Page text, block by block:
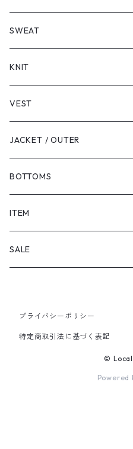
LONG SLEEVE
SHORT SLEEVE
LONG SLEEVE
SWEAT
KNIT
VEST
JACKET / OUTER
BOTTOMS
SHORTS
PANTS
ITEM
SALE
PANTS
プライバシーポリシー
特定商取引法に基づく表記
©
Powered